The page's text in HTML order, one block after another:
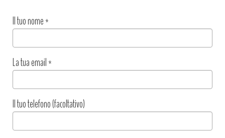
Il tuo nome*
La tua email*
Il tuo telefono (facoltativo)